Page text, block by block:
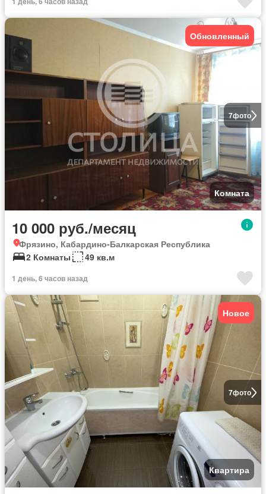
7фото
Обновленный
Комната
10 000 руб./месяц
Фрязино, Кабардино-Балкарская Республика
2 Комнаты
49 кв.м
1 день, 6 часов назад
7фото
Новое
Квартира